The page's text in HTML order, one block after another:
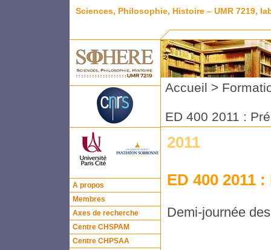
Sciences, Philosophie, Histoire – UMR 7219,
A propos
Membres
Axes de recherche
Centre CHSPAM
Centre CHPSAA
Accueil >
ED 400 2011 :
2011
ED 400 2011
Demi-journée